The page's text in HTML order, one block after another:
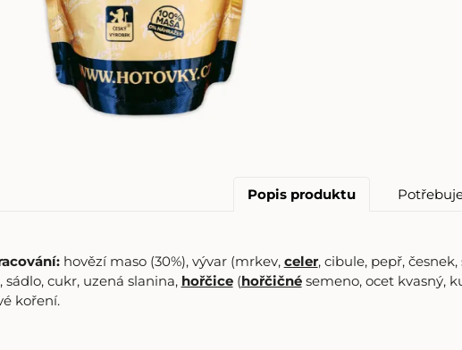
Popis produktu
hovězí maso (30%), vývar (mrkev, celer, cibule, pepř,
sádlo, cukr, uzená slanina, hořčice(hořčičnésemeno, ocet kvasný,
koření.